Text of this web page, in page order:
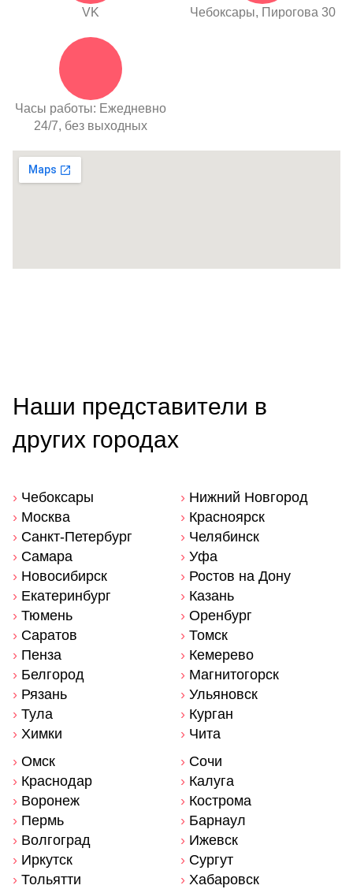
VK Чебоксары, Пирогова 30
Часы работы: Ежедневно
24/7, без выходных
Наши представители в
других городах
› Чебоксары
› Москва
› Санкт-Петербург
› Самара
› Новосибирск
› Екатеринбург
› Тюмень
› Саратов
› Пенза
› Белгород
› Рязань
› Тула
› Химки
› Нижний Новгород
› Красноярск
› Челябинск
› Уфа
› Ростов на Дону
› Казань
› Оренбург
› Томск
› Кемерево
› Магнитогорск
› Ульяновск
› Курган
› Чита
› Омск
› Краснодар
› Воронеж
› Пермь
› Волгоград
› Иркутск
› Тольятти
› Сочи
› Калуга
› Кострома
› Барнаул
› Ижевск
› Сургут
› Хабаровск